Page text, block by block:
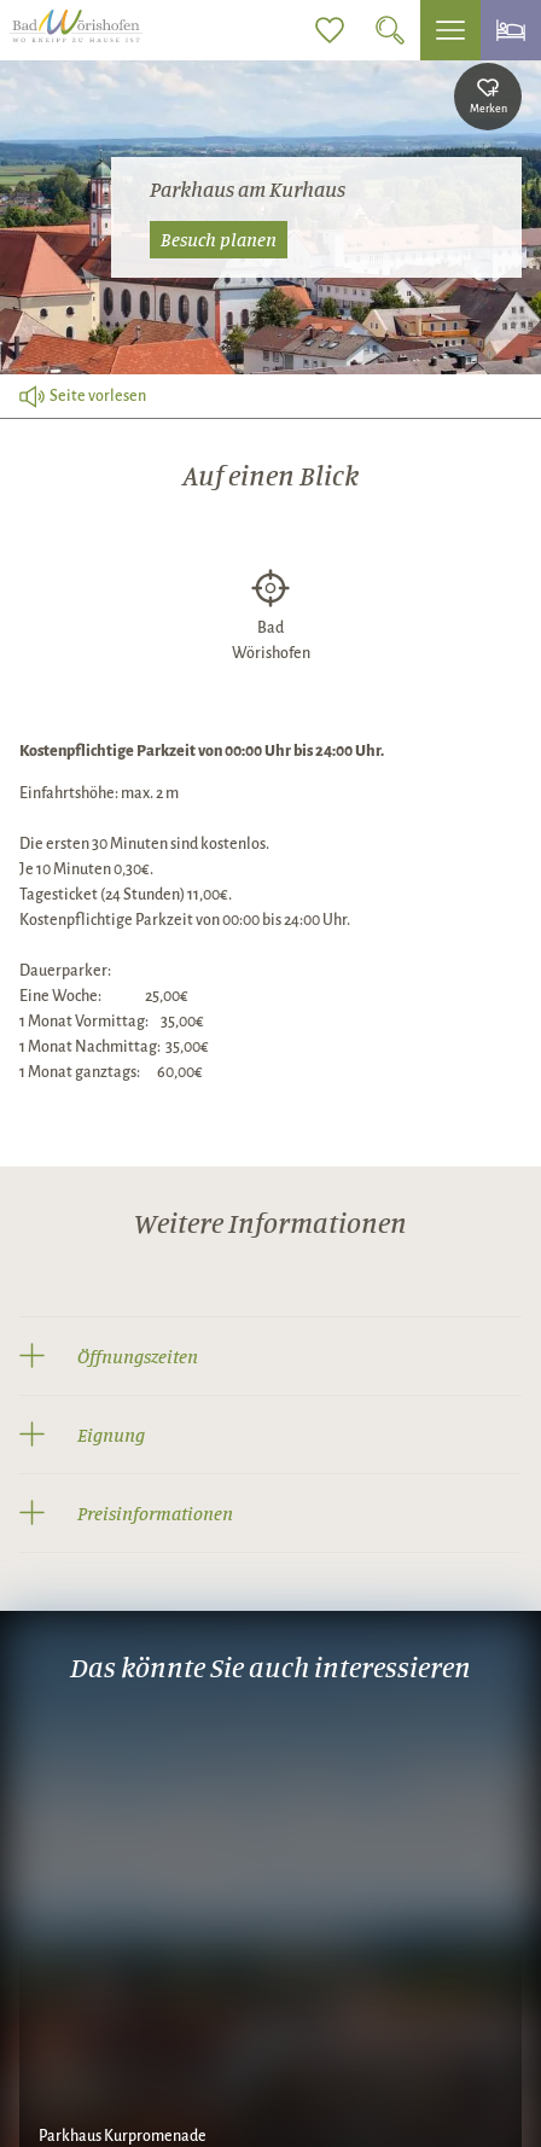
Parkhaus am Kurhaus
Besuch planen
Seite vorlesen
Auf einen Blick
Bad
Wörishofen
Kostenpflichtige Parkzeit von 00:00 Uhr bis 24:00 Uhr.
Einfahrtshöhe: max. 2 m
Die ersten 30 Minuten sind kostenlos.
Je 10 Minuten 0,30€.
Tagesticket (24 Stunden) 11,00€.
Kostenpflichtige Parkzeit von 00:00 bis 24:00 Uhr.
Dauerparker:
Eine Woche: 25,00€
1 Monat Vormittag: 35,00€
1 Monat Nachmittag: 35,00€
1 Monat ganztags: 60,00€
Weitere Informationen
Öffnungszeiten
Eignung
Preisinformationen
Das könnte Sie auch interessieren
Parkhaus Kurpromenade
Merken